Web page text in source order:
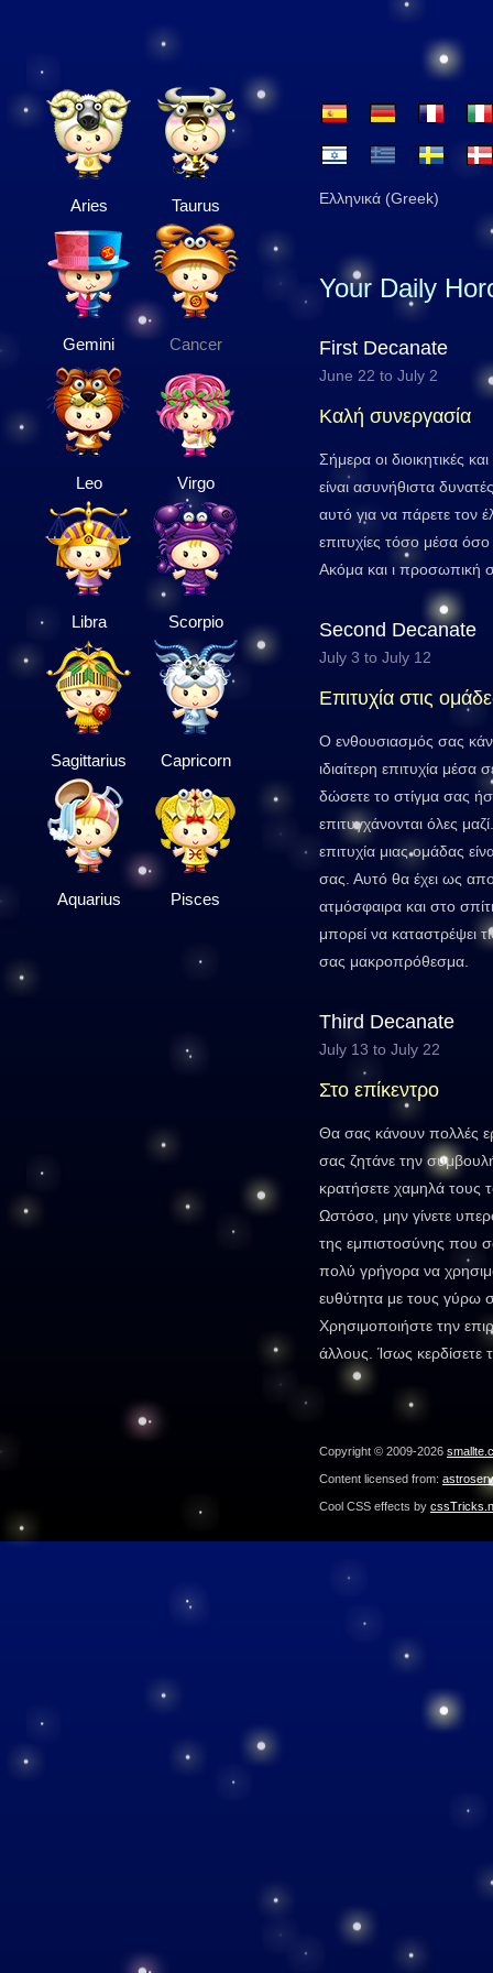
Aries Taurus
Gemini Cancer
Leo Virgo
Libra Scorpio
Sagittarius Capricorn
Aquarius Pisces
Ελληνικά (Greek)
Your Daily
First Decanate
June 22 to July 2
Καλή συνεργασία
Σήμερα οι διοικητικές
είναι ασυνήθιστα
αυτό για να πάρετε τον
επιτυχίες τόσο μέσα
Ακόμα και ι προσωπική
Second Decanate
July 3 to July 12
Επιτυχία στις
Ο ενθουσιασμός σας
ιδιαίτερη επιτυχία
δώσετε το στίγμα σας
επιτυγχάνονται όλες
επιτυχία μιας ομάδας
σας. Αυτό θα έχει ως
ατμόσφαιρα και στο
μπορεί να καταστρέψει
σας μακροπρόθεσμα.
Third Decanate
July 13 to July 22
Στο επίκεντρο
Θα σας κάνουν πολλές
σας ζητάνε την
κρατήσετε χαμηλά τους
Ωστόσο, μην γίνετε
της εμπιστοσύνης που
πολύ γρήγορα να
ευθύτητα με τους γύρω
Χρησιμοποιήστε την
άλλους. Ίσως κερδίσετε
Copyright © 2009-2026
Content licensed from:
Cool CSS effects by